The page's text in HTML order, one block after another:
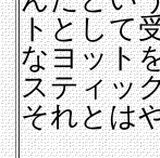
トとして
なヨット
スティッ
それとは